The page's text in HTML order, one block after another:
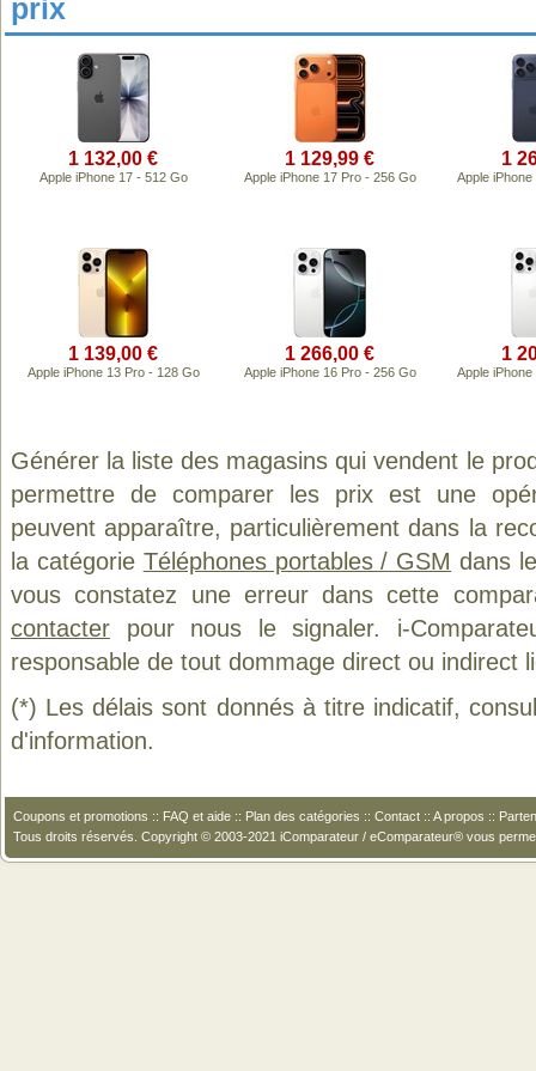
prix
1 132,00 €
Apple iPhone 17 - 512 Go
1 129,99 €
Apple iPhone 17 Pro - 256 Go
1
Apple
1 139,00 €
Apple iPhone 13 Pro - 128 Go
1 266,00 €
Apple iPhone 16 Pro - 256 Go
1
Apple
Générer la liste des magasins qui vendent le
permettre de comparer les prix est une
peuvent apparaître, particulièrement dans la
la catégorie Téléphones portables / GSM dans
vous constatez une erreur dans cette
contacter pour nous le signaler. i-
responsable de tout dommage direct ou indirect
(*) Les délais sont donnés à titre indicatif,
d'information.
Coupons et promotions :: FAQ et aide :: Plan des catégories :: Contact :: A propos ::
Tous droits réservés. Copyright © 2003-2021 iComparateur / eComparateur® vous